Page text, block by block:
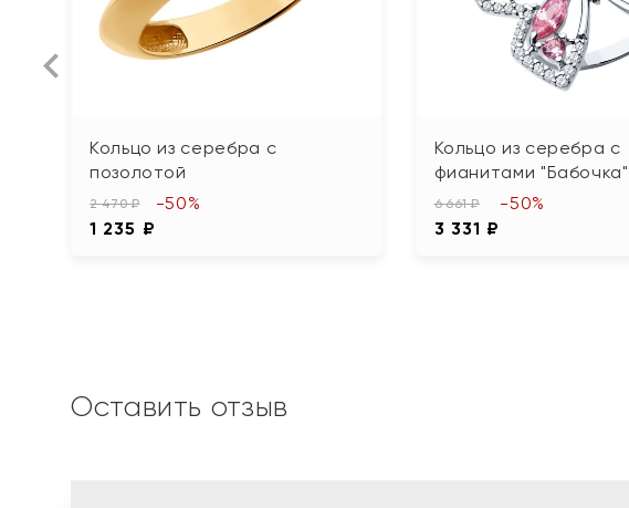
Кольцо из серебра с
позолотой
2 470 ₽
1 235 ₽
-50%
Кольцо из серебра с
фианитами "Бабочка"
6 661 ₽
3 331 ₽
-50%
Оставить отзыв